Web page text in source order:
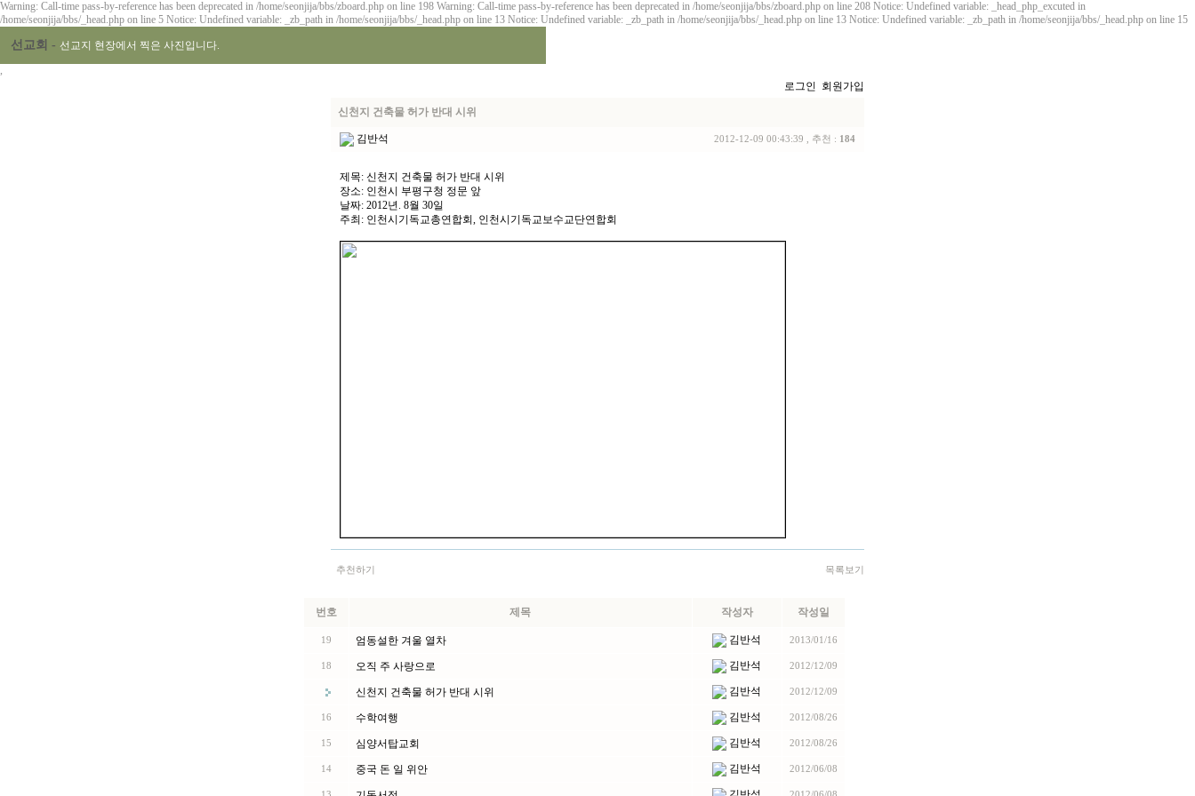
Warning: Call-time pass-by-reference has been deprecated in /home/seonjija/bbs/zboard.php on line 198 Warning: Call-time pass-by-reference has been deprecated in /home/seonjija/bbs/zboard.php on line 208 Notice: Undefined variable: _head_php_excuted in
/home/seonjija/bbs/_head.php on line 5 Notice: Undefined variable: _zb_path in /home/seonjija/bbs/_head.php on line 13 Notice: Undefined variable: _zb_path in /home/seonjija/bbs/_head.php on line 13 Notice: Undefined variable: _zb_path in /home/seonjija/bbs/_head.php on line 15
선교회 - 선교지 현장에서 찍은 사진입니다.
,
로그인 회원가입
신천지 건축물 허가 반대 시위
김반석 2012-12-09 00:43:39 , 추천 : 184
제목: 신천지 건축물 허가 반대 시위
장소: 인천시 부평구청 정문 앞
날짜: 2012년. 8월 30일
주최: 인천시기독교총연합회, 인천시기독교보수교단연합회
추천하기 목록보기
번호 제목 작성자 작성일
19 엄동설한 겨울 열차 김반석 2013/01/16
18 오직 주 사랑으로 김반석 2012/12/09
신천지 건축물 허가 반대 시위 김반석 2012/12/09
16 수학여행 김반석 2012/08/26
15 심양서탑교회 김반석 2012/08/26
14 중국 돈 일 위안 김반석 2012/06/08